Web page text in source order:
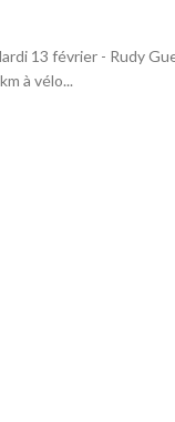
13 février - Rudy
à vélo...